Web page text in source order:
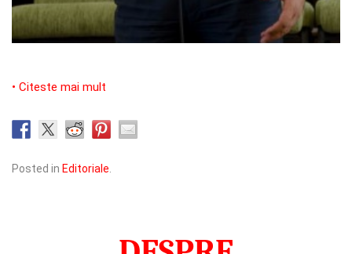
• Citeste mai mult
Posted in Editoriale